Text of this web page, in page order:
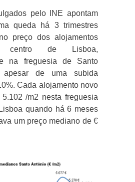
pelo INE apontam
queda há 3 trimestres
preço dos alojamentos
de Lisboa,
na freguesia de Santo
apesar de uma subida
Cada alojamento novo
/m2 nesta freguesia
quando há 6 meses
um preço mediano de €